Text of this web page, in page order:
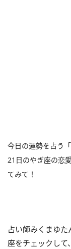
今日の運勢を占う
21日のやぎ座の恋
てみて！
占い師みくまゆ
座をチェックして